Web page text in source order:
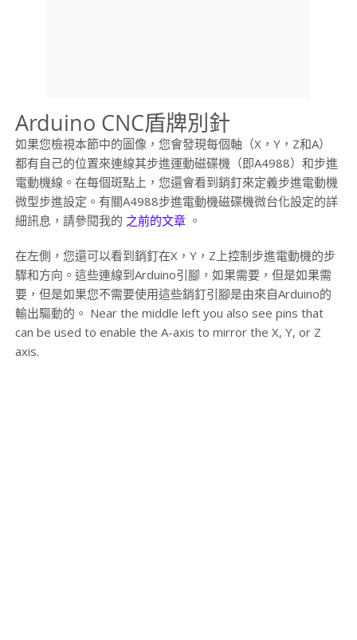
Arduino CNC盾牌別針
如果您檢視本節中的圖像，您會發現每個軸（X，Y，Z和A）
都有自己的位置來連線其步進運動磁碟機（即A4988）和步進
電動機線。在每個斑點上，您還會看到銷釘來定義步進電動機
微型步進設定。有關A4988步進電動機磁碟機微台化設定的詳
細訊息，請參閱我的 之前的文章 。
在左側，您還可以看到銷釘在X，Y，Z上控制步進電動機的步
驟和方向。這些連線到Arduino引腳，如果需要，但是如果需
要，但是如果您不需要使用這些銷釘引腳是由來自Arduino的
輸出驅動的。 Near the middle left you also see pins that
can be used to enable the A-axis to mirror the X, Y, or Z
axis.